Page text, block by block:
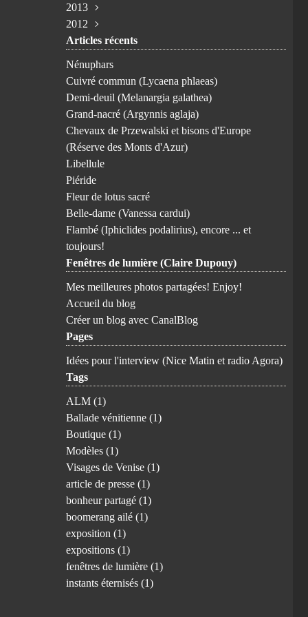
Avril
Mars
Janvier(1)
Février
Janvier
Juillet
Juin(4)
Avril (2)
Février
Juillet
Juin(1)
Mai(1)
Février
Juin(1)
Février
Janvier(1)
Octobre
Août
Juillet(2)
Avril
(3)
Novembre
Août
Mai(2)
Février
2013
Novembre
Octobre(3)
Août
2012
Avril (3)
Articles récents
Nénuphars
Cuivré commun (Lycaena phlaeas)
Demi-deuil (Melanargia galathea)
Grand-nacré (Argynnis aglaja)
Chevaux de Przewalski et bisons d'Europe
(Réserve des Monts d'Azur)
Libellule
Piéride
Fleur de lotus sacré
Belle-dame (Vanessa cardui)
Flambé (Iphiclides podalirius), encore ... et
toujours!
Fenêtres de lumière (Claire Dupouy)
Mes meilleures photos partagées! Enjoy!
Accueil du blog
Créer un blog avec CanalBlog
Pages
Idées pour l'interview (Nice Matin et radio Agora)
Tags
ALM (1)
Ballade vénitienne (1)
Boutique (1)
Modèles (1)
Visages de Venise (1)
article de presse (1)
bonheur partagé (1)
boomerang ailé (1)
exposition (1)
expositions (1)
fenêtres de lumière (1)
instants éternisés (1)